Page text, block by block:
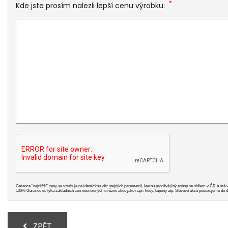
Kde jste prosím nalezli lepší cenu výrobku: *
Garance "nejnižší" ceny se vztahuje na identickou věc stejných parametrů, kterou prodává jiný eshop se sídlem v ČR a
100% Garance se týká základních cen nesnížených o různé akce jako např. kódy, kupóny atp. Slevové akce posuzujeme do